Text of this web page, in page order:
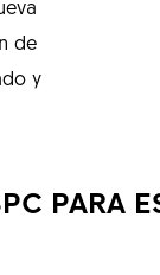
de
y
PARA